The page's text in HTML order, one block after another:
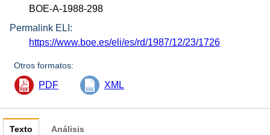
BOE-A-1988-298
Permalink ELI:
https://www.boe.es/eli/es/rd/1987/12/23/1726
Otros formatos:
PDF XML
Texto Análisis